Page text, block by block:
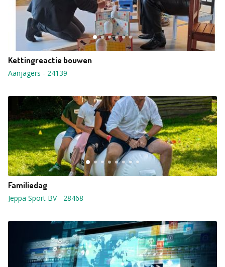
Kettingreactie bouwen
Aanjagers - 24139
Familiedag
Jeppa Sport BV- 28468